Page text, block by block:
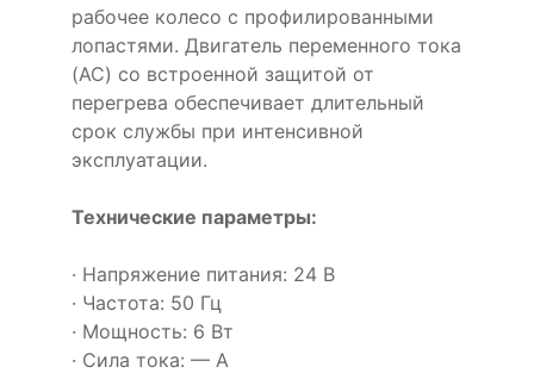
рабочее колесо с профилированными
лопастями. Двигатель переменного тока
(AC) со встроенной защитой от
перегрева обеспечивает длительный
срок службы при интенсивной
эксплуатации.
Технические параметры:
· Напряжение питания: 24 В
· Частота: 50 Гц
· Мощность: 6 Вт
· Сила тока: — А